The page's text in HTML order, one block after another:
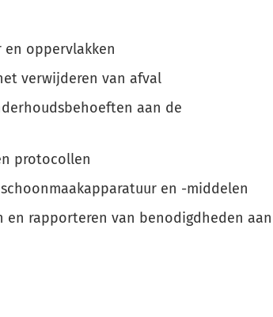
oppervlakken
verwijderen van afval
aan de
protocollen
en -middelen
en rapporteren van benodigdheden aan